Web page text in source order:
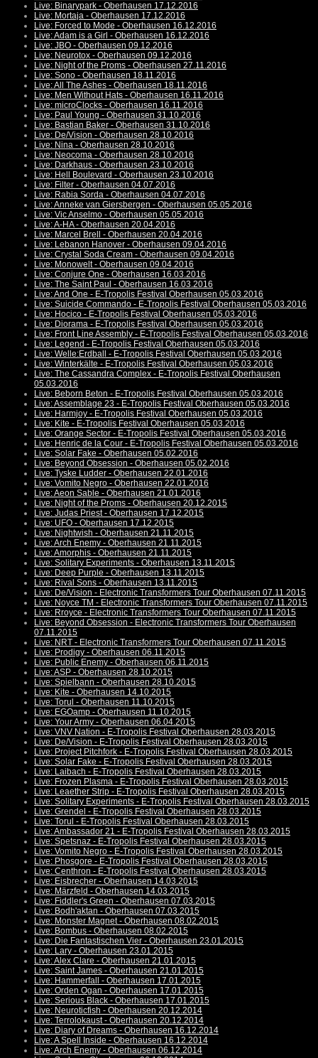
Live: Binarypark - Oberhausen 17.12.2016
Live: Mortaja - Oberhausen 17.12.2016
Live: Forced to Mode - Oberhausen 16.12.2016
Live: Adam is a Girl - Oberhausen 16.12.2016
Live: JBO - Oberhausen 09.12.2016
Live: Neurotox - Oberhausen 09.12.2016
Live: Night of the Proms - Oberhausen 27.11.2016
Live: Sono - Oberhausen 18.11.2016
Live: All The Ashes - Oberhausen 18.11.2016
Live: Men Without Hats - Oberhausen 16.11.2016
Live: microClocks - Oberhausen 16.11.2016
Live: Paul Young - Oberhausen 31.10.2016
Live: Bastian Baker - Oberhausen 31.10.2016
Live: De/Vision - Oberhausen 28.10.2016
Live: Nina - Oberhausen 28.10.2016
Live: Neocoma - Oberhausen 28.10.2016
Live: Darkhaus - Oberhausen 23.10.2016
Live: Hell Boulevard - Oberhausen 23.10.2016
Live: Filter - Oberhausen 04.07.2016
Live: Rabia Sorda - Oberhausen 04.07.2016
Live: Anneke van Giersbergen - Oberhausen 05.05.2016
Live: Vic Anselmo - Oberhausen 05.05.2016
Live: A-HA - Oberhausen 20.04.2016
Live: Marcel Brell - Oberhausen 20.04.2016
Live: Lebanon Hanover - Oberhausen 09.04.2016
Live: Crystal Soda Cream - Oberhausen 09.04.2016
Live: Monowelt - Oberhausen 09.04.2016
Live: Conjure One - Oberhausen 16.03.2016
Live: The Saint Paul - Oberhausen 16.03.2016
Live: And One - E-Tropolis Festival Oberhausen 05.03.2016
Live: Suicide Commando - E-Tropolis Festival Oberhausen 05.03.2016
Live: Hocico - E-Tropolis Festival Oberhausen 05.03.2016
Live: Diorama - E-Tropolis Festival Oberhausen 05.03.2016
Live: Front Line Assembly - E-Tropolis Festival Oberhausen 05.03.2016
Live: Legend - E-Tropolis Festival Oberhausen 05.03.2016
Live: Welle:Erdball - E-Tropolis Festival Oberhausen 05.03.2016
Live: Winterkälte - E-Tropolis Festival Oberhausen 05.03.2016
Live: The Cassandra Complex - E-Tropolis Festival Oberhausen
05.03.2016
Live: Beborn Beton - E-Tropolis Festival Oberhausen 05.03.2016
Live: Assemblage 23 - E-Tropolis Festival Oberhausen 05.03.2016
Live: Harmjoy - E-Tropolis Festival Oberhausen 05.03.2016
Live: Kite - E-Tropolis Festival Oberhausen 05.03.2016
Live: Orange Sector - E-Tropolis Festival Oberhausen 05.03.2016
Live: Henric de la Cour - E-Tropolis Festival Oberhausen 05.03.2016
Live: Solar Fake - Oberhausen 05.02.2016
Live: Beyond Obsession - Oberhausen 05.02.2016
Live: Tyske Ludder - Oberhausen 22.01.2016
Live: Vomito Negro - Oberhausen 22.01.2016
Live: Aeon Sable - Oberhausen 21.01.2016
Live: Night of the Proms - Oberhausen 20.12.2015
Live: Judas Priest - Oberhausen 17.12.2015
Live: UFO - Oberhausen 17.12.2015
Live: Nightwish - Oberhausen 21.11.2015
Live: Arch Enemy - Oberhausen 21.11.2015
Live: Amorphis - Oberhausen 21.11.2015
Live: Solitary Experiments - Oberhausen 13.11.2015
Live: Deep Purple - Oberhausen 13.11.2015
Live: Rival Sons - Oberhausen 13.11.2015
Live: De/Vision - Electronic Transformers Tour Oberhausen 07.11.2015
Live: Noyce TM - Electronic Transformers Tour Oberhausen 07.11.2015
Live: Rroyce - Electronic Transformers Tour Oberhausen 07.11.2015
Live: Beyond Obsession - Electronic Transformers Tour Oberhausen
07.11.2015
Live: NRT - Electronic Transformers Tour Oberhausen 07.11.2015
Live: Prodigy - Oberhausen 06.11.2015
Live: Public Enemy - Oberhausen 06.11.2015
Live: ASP - Oberhausen 28.10.2015
Live: Spielbann - Oberhausen 28.10.2015
Live: Kite - Oberhausen 14.10.2015
Live: Torul - Oberhausen 11.10.2015
Live: EGOamp - Oberhausen 11.10.2015
Live: Your Army - Oberhausen 06.04.2015
Live: VNV Nation - E-Tropolis Festival Oberhausen 28.03.2015
Live: De/Vision - E-Tropolis Festival Oberhausen 28.03.2015
Live: Project Pitchfork - E-Tropolis Festival Oberhausen 28.03.2015
Live: Solar Fake - E-Tropolis Festival Oberhausen 28.03.2015
Live: Laibach - E-Tropolis Festival Oberhausen 28.03.2015
Live: Frozen Plasma - E-Tropolis Festival Oberhausen 28.03.2015
Live: Leaether Strip - E-Tropolis Festival Oberhausen 28.03.2015
Live: Solitary Experiments - E-Tropolis Festival Oberhausen 28.03.2015
Live: Grendel - E-Tropolis Festival Oberhausen 28.03.2015
Live: Torul - E-Tropolis Festival Oberhausen 28.03.2015
Live: Ambassador 21 - E-Tropolis Festival Oberhausen 28.03.2015
Live: Spetsnaz - E-Tropolis Festival Oberhausen 28.03.2015
Live: Vomito Negro - E-Tropolis Festival Oberhausen 28.03.2015
Live: Phosgore - E-Tropolis Festival Oberhausen 28.03.2015
Live: Centhron - E-Tropolis Festival Oberhausen 28.03.2015
Live: Eisbrecher - Oberhausen 14.03.2015
Live: Märzfeld - Oberhausen 14.03.2015
Live: Fiddler's Green - Oberhausen 07.03.2015
Live: Bodh'aktan - Oberhausen 07.03.2015
Live: Monster Magnet - Oberhausen 08.02.2015
Live: Bombus - Oberhausen 08.02.2015
Live: Die Fantastischen Vier - Oberhausen 23.01.2015
Live: Lary - Oberhausen 23.01.2015
Live: Alex Clare - Oberhausen 21.01.2015
Live: Saint James - Oberhausen 21.01.2015
Live: Hammerfall - Oberhausen 17.01.2015
Live: Orden Ogan - Oberhausen 17.01.2015
Live: Serious Black - Oberhausen 17.01.2015
Live: Neuroticfish - Oberhausen 20.12.2014
Live: Terrolokaust - Oberhausen 20.12.2014
Live: Diary of Dreams - Oberhausen 16.12.2014
Live: A Spell Inside - Oberhausen 16.12.2014
Live: Arch Enemy - Oberhausen 06.12.2014